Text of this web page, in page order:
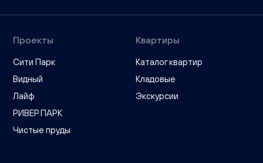
Проекты
Сити Парк
Видный
Лайф
РИВЕР ПАРК
Чистые пруды
Квартиры
Каталог квартир
Кладовые
Экскурсии